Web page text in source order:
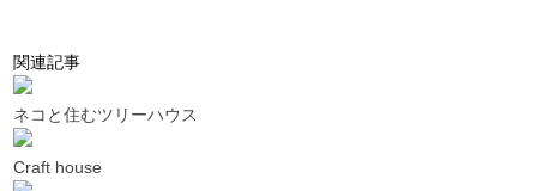
関連記事
ネコと住むツリーハウス
Craft house